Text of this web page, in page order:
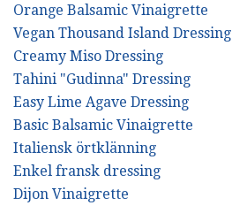
Orange Balsamic Vinaigrette
Vegan Thousand Island Dressing
Creamy Miso Dressing
Tahini "Gudinna" Dressing
Easy Lime Agave Dressing
Basic Balsamic Vinaigrette
Italiensk örtklänning
Enkel fransk dressing
Dijon Vinaigrette